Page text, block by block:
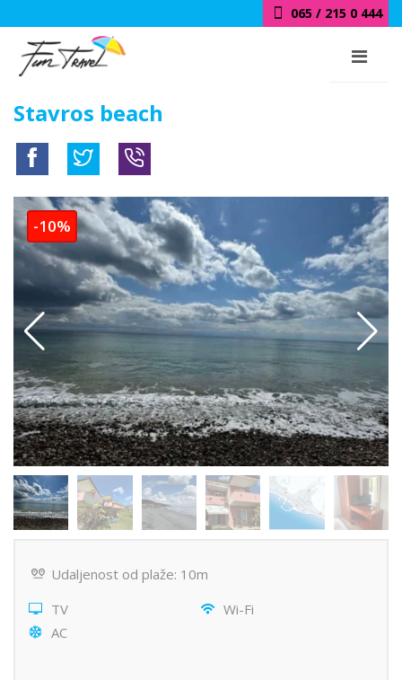
018 / 415 0 444
065 / 215 0 444
Stavros beach
-10%
Udaljenost od plaže: 10m
TV
Wi-Fi
AC